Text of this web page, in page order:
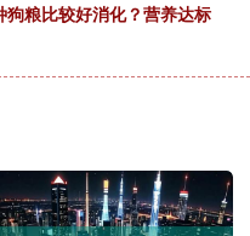
粮比较好消化？营养达标